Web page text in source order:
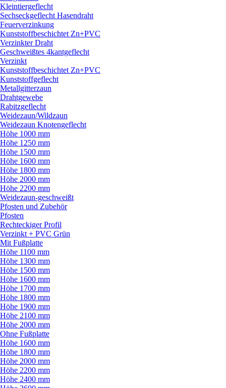
Kleintiergeflecht
Sechseckgeflecht Hasendraht
Feuerverzinkung
Kunststoffbeschichtet Zn+PVC
Verzinkter Draht
Geschweißtes 4kantgeflecht
Verzinkt
Kunststoffbeschichtet Zn+PVC
Kunststoffgeflecht
Metallgitterzaun
Drahtgewebe
Rabitzgeflecht
Weidezaun/Wildzaun
Weidezaun Knotengeflecht
Höhe 1000 mm
Höhe 1250 mm
Höhe 1500 mm
Höhe 1600 mm
Höhe 1800 mm
Höhe 2000 mm
Höhe 2200 mm
Weidezaun-geschweißt
Pfosten und Zubehör
Pfosten
Rechteckiger Profil
Verzinkt + PVC Grün
Mit Fußplatte
Höhe 1100 mm
Höhe 1300 mm
Höhe 1500 mm
Höhe 1600 mm
Höhe 1700 mm
Höhe 1800 mm
Höhe 1900 mm
Höhe 2100 mm
Höhe 2000 mm
Ohne Fußplatte
Höhe 1600 mm
Höhe 1800 mm
Höhe 2000 mm
Höhe 2200 mm
Höhe 2400 mm